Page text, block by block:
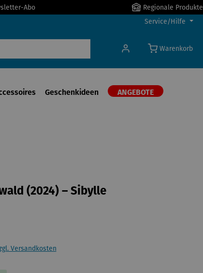
Abo
Regionale Produkte
Service/Hilfe
Warenkorb
Geschenkideen ANGEBOTE
(2024) – Sibylle
Versandkosten